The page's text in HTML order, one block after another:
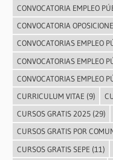
CONVOCATORIA EMPLEO
CONVOCATORIA
CONVOCATORIAS EMPLEO
CONVOCATORIAS EMPLEO
CONVOCATORIAS EMPLEO
CURRICULUM VITAE (9)
CURSOS GRATIS 2025(29)
CURSOS GRATIS POR
CURSOS GRATIS SEPE (11)